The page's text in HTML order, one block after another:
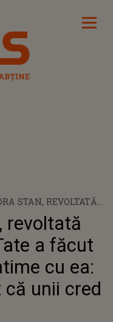
STAN, REVOLTATĂ
TATE A
IMAGINI
EA: „MI SE PARE
UNII CRED CĂ...”
revoltată
a făcut
cu ea:
că unii cred